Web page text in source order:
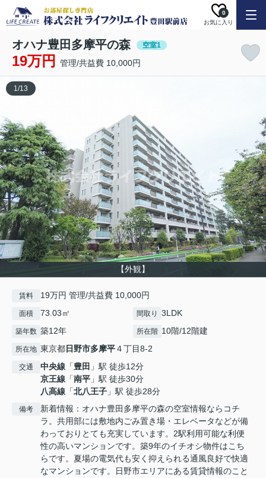
お気に入り
0
オハナ豊田多摩平の森 空室1
19万円 管理/共益費 10,000円
【外観】
1/13
賃料 19万円 管理/共益費 10,000円
面積 73.03㎡ 間取り 3LDK
築年数 築12年 所在階 10階/12階建
所在地 東京都日野市多摩平４丁目8-2
交通 中央線 「豊田 」駅 徒歩12分
京王線 「南平 」駅 徒歩30分
八高線 「北八王子 」駅 徒歩28分
備考
新着情報：オハナ豊田多摩平の森の空室情報ならコチ
ラ。共用部には敷地内ごみ置き場・エレベータなどが備
わっておりとても充実しています。2駅利用可能な利便
性の高いマンションです。築9年のイチオシ物件はこち
らです。夏場の電気代も安く抑えられる通風良好で快適
なマンションです。日野市エリアにある賃貸情報のこと